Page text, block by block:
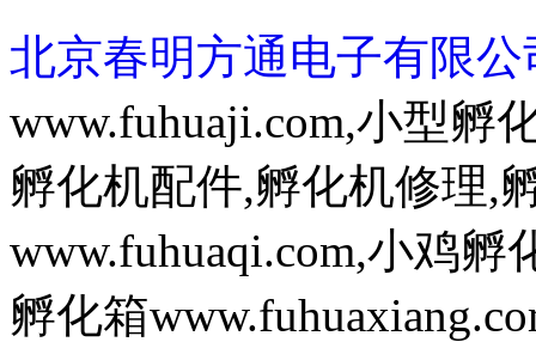
北京春明方通电子有限公
www.fuhuaji.com,小型孵
孵化机配件,孵化机修理,
www.fuhuaqi.com,小鸡
孵化箱